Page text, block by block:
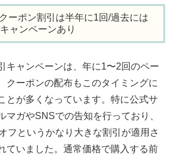
ーポン割引は半年に1回/過去には
ャンペーンあり
キャンペーンは、年に1〜2回のペー
クーポンの配布もこのタイミングに
とが多くなっています。特に公式サ
マガやSNSでの告知を行っており、
フというかなり大きな割引が適用さ
ていました。通常価格で購入する前